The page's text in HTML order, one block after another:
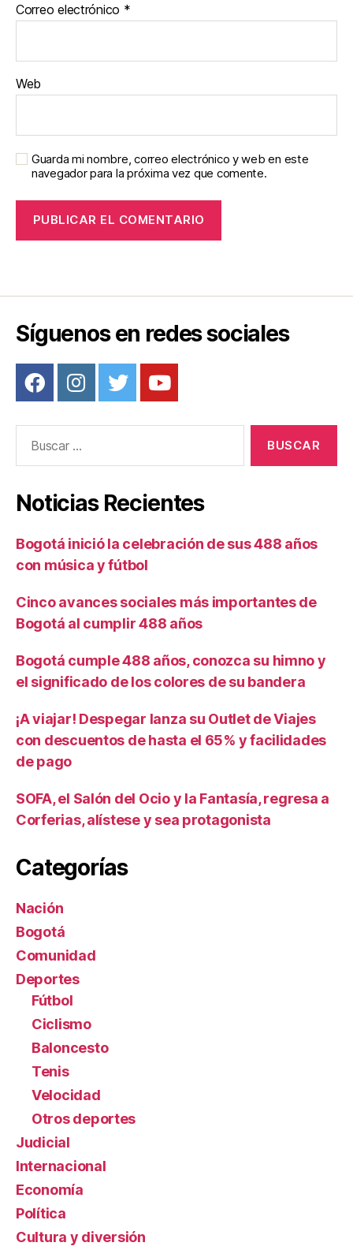
Correo electrónico *
Web
Guarda mi nombre, correo electrónico y web en este
navegador para la próxima vez que comente.
Síguenos en redes sociales
Noticias Recientes
Bogotá inició la celebración de sus 488 años
con música y fútbol
Cinco avances sociales más importantes de
Bogotá al cumplir 488 años
Bogotá cumple 488 años, conozca su himno y
el significado de los colores de su bandera
¡A viajar! Despegar lanza su Outlet de Viajes
con descuentos de hasta el 65% y facilidades
de pago
SOFA, el Salón del Ocio y la Fantasía, regresa a
Corferias, alístese y sea protagonista
Categorías
Nación
Bogotá
Comunidad
Deportes
Fútbol
Ciclismo
Baloncesto
Tenis
Velocidad
Otros deportes
Judicial
Internacional
Economía
Política
Cultura y diversión